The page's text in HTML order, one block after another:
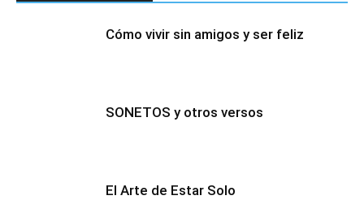
Cómo vivir sin amigos y ser feliz
SONETOS y otros versos
El Arte de Estar Solo